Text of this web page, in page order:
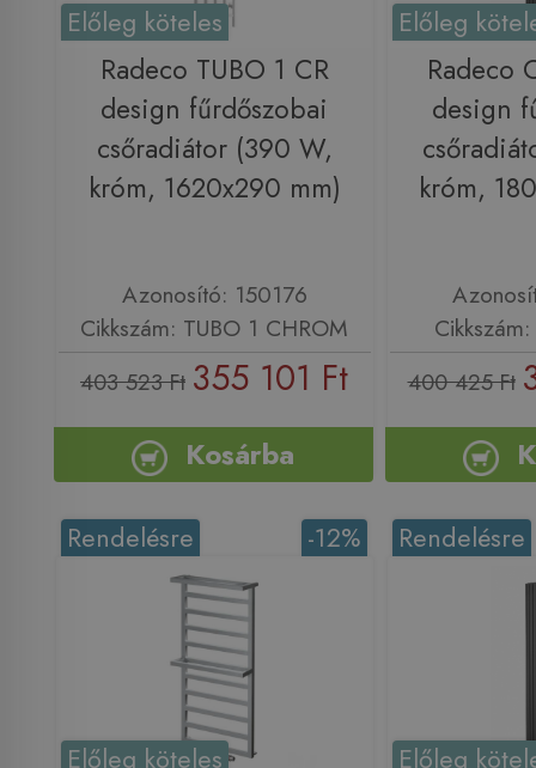
Előleg köteles
Radeco TUBO 1 CR
design fűrdőszobai
csőradiátor (390 W,
króm, 1620x290 mm)
Azonosító: 150176
Cikkszám: TUBO 1 CHROM
403 523 Ft 355 101 Ft
Kosárba
Előleg
Radeco
design
króm,
400 425 Ft
-12%
Rendelésre
Előleg köteles
Rendelésre
Előleg